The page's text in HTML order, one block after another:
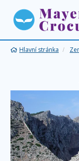
Hlavní stránka